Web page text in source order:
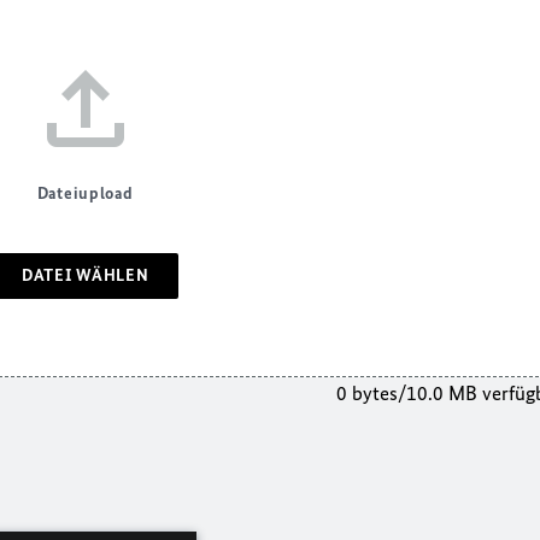
Dateiupload
DATEI WÄHLEN
0 bytes/10.0 MB